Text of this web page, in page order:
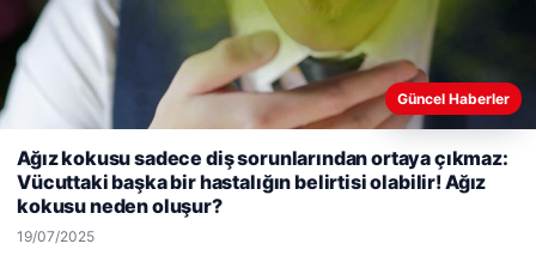
A Life Ankara Hastanesi
27/03/2026
© 2026 Son Gelişmeler | Güncel Haberler
deneyiminizi kişiselleştirmek ve geliştirmek amacıyla çerezler
kullanıyoruz.Çerez Politikamız
Kabul Et
Güncel Haberler
Ağız kokusu sadece diş sorunlarından ortaya çıkmaz:
Vücuttaki başka bir hastalığın belirtisi olabilir! Ağız
kokusu neden oluşur?
19/07/2025